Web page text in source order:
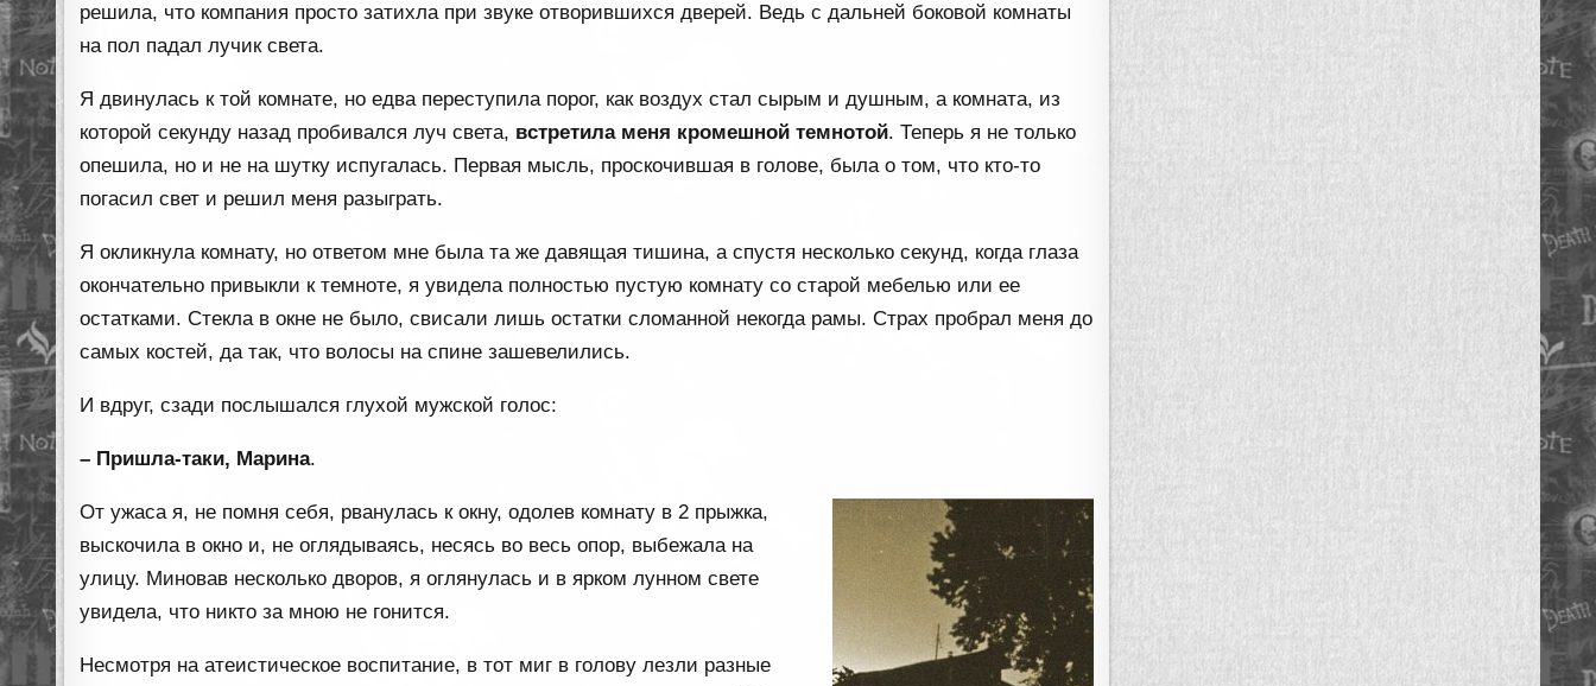
решила, что компания просто затихла при звуке отворившихся дверей. Ведь с дальней боковой комнаты
на пол падал лучик света.
Я двинулась к той комнате, но едва переступила порог, как воздух стал сырым и душным, а комната, из
которой секунду назад пробивался луч света, встретила меня кромешной темнотой. Теперь я не только
опешила, но и не на шутку испугалась. Первая мысль, проскочившая в голове, была о том, что кто-то
погасил свет и решил меня разыграть.
Я окликнула комнату, но ответом мне была та же давящая тишина, а спустя несколько секунд, когда глаза
окончательно привыкли к темноте, я увидела полностью пустую комнату со старой мебелью или ее
остатками. Стекла в окне не было, свисали лишь остатки сломанной некогда рамы. Страх пробрал меня до
самых костей, да так, что волосы на спине зашевелились.
И вдруг, сзади послышался глухой мужской голос:
– Пришла-таки, Марина.
От ужаса я, не помня себя, рванулась к окну, одолев комнату в 2 прыжка,
выскочила в окно и, не оглядываясь, несясь во весь опор, выбежала на
улицу. Миновав несколько дворов, я оглянулась и в ярком лунном свете
увидела, что никто за мною не гонится.
Несмотря на атеистическое воспитание, в тот миг в голову лезли разные